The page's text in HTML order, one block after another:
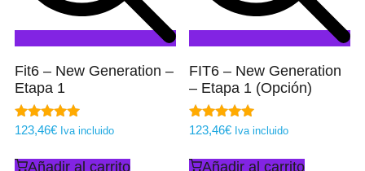
Fit6 – New Generation –
Etapa 1
Valorado
de 5
123,46€ Iva incluido
Añadir al carrito
FIT6 – New Generation
– Etapa 1 (Opción)
Valorado
de 5
123,46€ Iva incluido
Añadir al carrito